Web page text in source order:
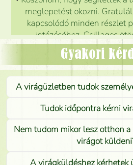
meglepetést okozni.
kapcsolódó minden részlet
intézéséhez. Csillagos
Gyakori
A virágüzletben tudok
Tudok időpontra kérni
Nem tudom mikor lesz otthon
virágot
A virágküldéshez kérhetek